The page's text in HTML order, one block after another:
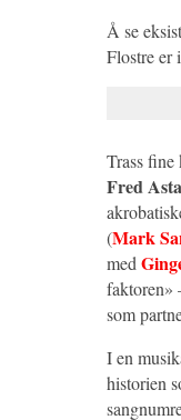
Å se
Flostre er
Trass fine
Fred
(Mark
med
faktoren»
som
I en
historien